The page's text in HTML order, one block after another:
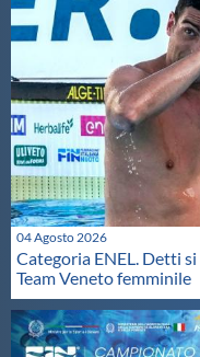
04 Agosto 2026
Categoria ENEL. Detti
Team Veneto femminile